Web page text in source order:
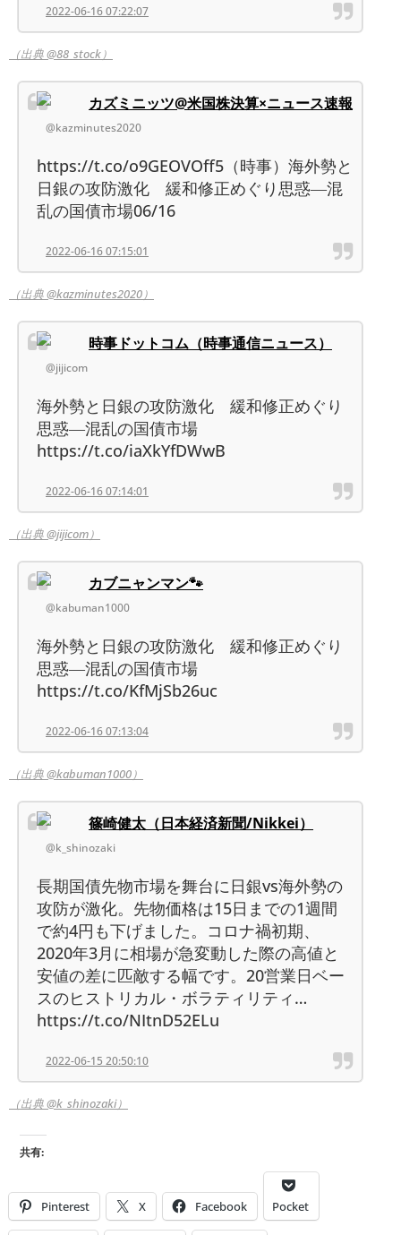
2022-06-16 07:22:07
（出典 @88_stock）
カズミニッツ@米国株決算×ニュース速報
@kazminutes2020
https://t.co/o9GEOVOff5（時事）海外勢と
日銀の攻防激化 緩和修正めぐり思惑―混
乱の国債市場06/16
2022-06-16 07:15:01
（出典 @kazminutes2020）
時事ドットコム（時事通信ニュース）
@jijicom
海外勢と日銀の攻防激化 緩和修正めぐり
思惑―混乱の国債市場
https://t.co/iaXkYfDWwB
2022-06-16 07:14:01
（出典 @jijicom）
カブニャンマン🐾
@kabuman1000
海外勢と日銀の攻防激化 緩和修正めぐり
思惑―混乱の国債市場
https://t.co/KfMjSb26uc
2022-06-16 07:13:04
（出典 @kabuman1000）
篠崎健太（日本経済新聞/Nikkei）
@k_shinozaki
長期国債先物市場を舞台に日銀vs海外勢の
攻防が激化。先物価格は15日までの1週間
で約4円も下げました。コロナ禍初期、
2020年3月に相場が急変動した際の高値と
安値の差に匹敵する幅です。20営業日ベー
スのヒストリカル・ボラティリティ…
https://t.co/NItnD52ELu
2022-06-15 20:50:10
（出典 @k_shinozaki）
共有:
Pinterest X Facebook Pocket